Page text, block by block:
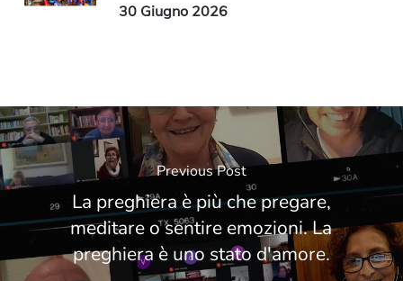
30 Giugno 2026
Previous Post
La preghiera è più che pregare,
meditare o sentire emozioni. La
preghiera è uno stato d'amore.